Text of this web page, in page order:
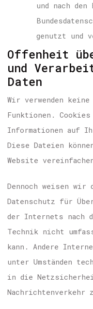
und nach den
genutzt und
Offenheit
und
Daten
Wir verwenden
Funktionen.
Informationen auf
Diese Dateien
Website
Dennoch weisen
Datenschutz für
der Internets nach
Technik nicht
kann. Andere
unter Umständen
in die